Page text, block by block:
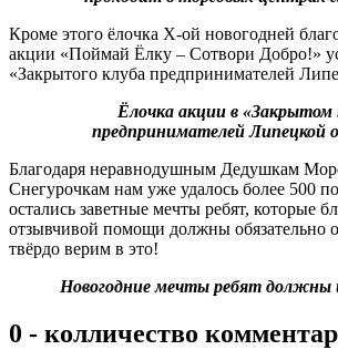
Кроме этого ёлочка Х-ой новогодней
акции «Поймай Ёлку – Сотвори Добро!»
«Закрытого клуба предпринимателей
Ёлочка акции в «Закрытом
предпринимателей Липецкой
Благодаря неравнодушным Дедушкам
Снегурочкам нам уже удалось более 500
остались заветные мечты ребят, которые
отзывчивой помощи должны обязательно
твёрдо верим в это!
Новогодние мечты ребят должны
0 - колличество